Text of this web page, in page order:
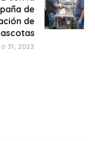
de
de
31, 2023